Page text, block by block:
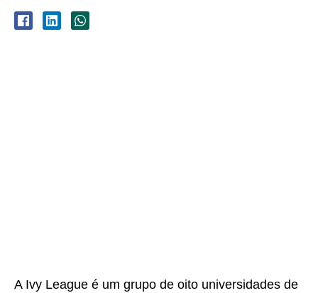
A Ivy League é um grupo de oito universidades de